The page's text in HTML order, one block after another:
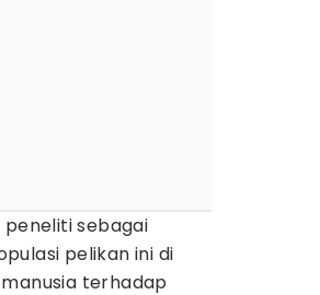
peneliti sebagai
pelikan ini di
terhadap